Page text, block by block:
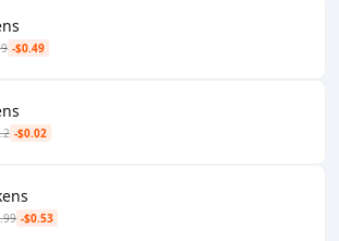
-$0.49
-$0.02
-$0.53